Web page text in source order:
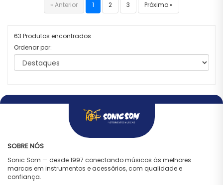
« Anterior 1 2 3 Próximo »
63 Produtos encontrados
Ordenar por:
SOBRE NÓS
Sonic Som — desde 1997 conectando músicos às melhores
marcas em instrumentos e acessórios, com qualidade e
confiança.